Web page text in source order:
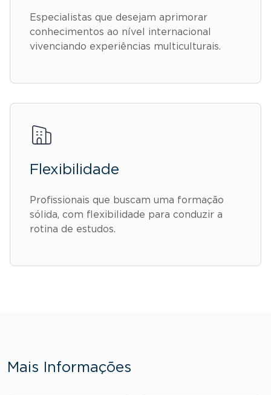
Especialistas que desejam aprimorar
conhecimentos ao nível internacional
vivenciando experiências multiculturais.
Flexibilidade
Profissionais que buscam uma formação
sólida, com flexibilidade para conduzir a
rotina de estudos.
Mais Informações